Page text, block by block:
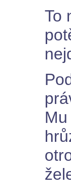
To